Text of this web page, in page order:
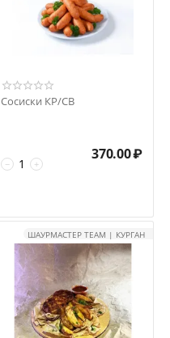
Сосиски КР/СВ
+
−
370.00₽
ШАУРМАСТЕР TEAM | КУРГАН